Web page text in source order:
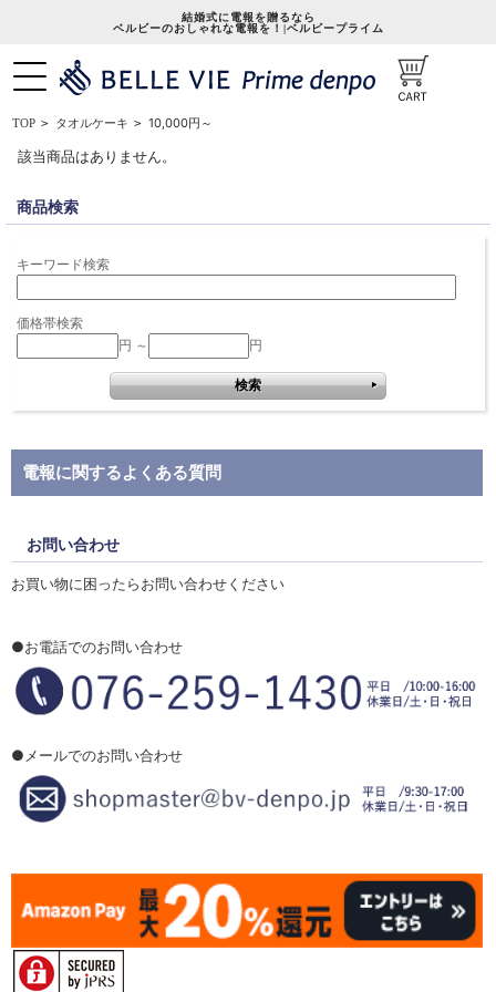
結婚式に電報を贈るなら
ベルビーのおしゃれな電報を！|ベルビープライム
TOP > タオルケーキ > 10,000円～
該当商品はありません。
商品検索
キーワード検索
価格帯検索
円 ～
円
電報に関するよくある質問
お問い合わせ
お買い物に困ったらお問い合わせください
●お電話でのお問い合わせ
●メールでのお問い合わせ